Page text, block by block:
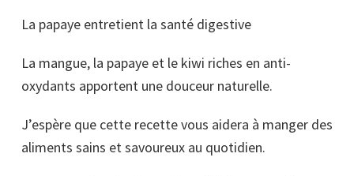
La papaye entretient la santé digestive
La mangue, la papaye et le kiwi riches en anti-
oxydants apportent une douceur naturelle.
J’espère que cette recette vous aidera à manger des
aliments sains et savoureux au quotidien.